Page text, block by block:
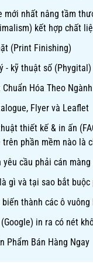
mới nhất nâng tầm
kết hợp chất
(Print Finishing)
- kỹ thuật số (Phygital)
Hóa Theo Ngành
Flyer và Leaflet
thiết kế & in ấn
phần mềm nào là
cầu phải cán màng
gì và tại sao bắt buộc
thành các ô
in ra có nét
Phẩm Bán Hàng Ngay